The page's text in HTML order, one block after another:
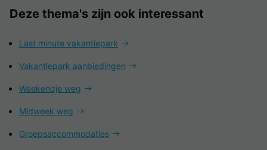
Deze thema's zijn ook interessant
Last minute vakantiepark
Vakantiepark aanbiedingen
Weekendje weg
Midweek weg
Groepsaccommodaties